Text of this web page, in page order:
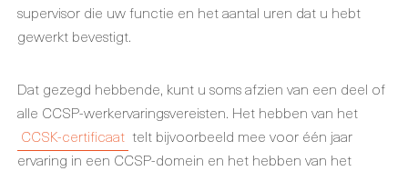
supervisor die uw functie en het aantal uren dat u hebt
gewerkt bevestigt.
Dat gezegd hebbende, kunt u soms afzien van een deel of
alle CCSP-werkervaringsvereisten. Het hebben van het
CCSK-certificaat telt bijvoorbeeld mee voor één jaar
ervaring in een CCSP-domein en het hebben van het